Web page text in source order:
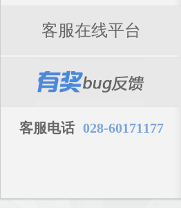
客服在线平台
客服电话 028-60171177